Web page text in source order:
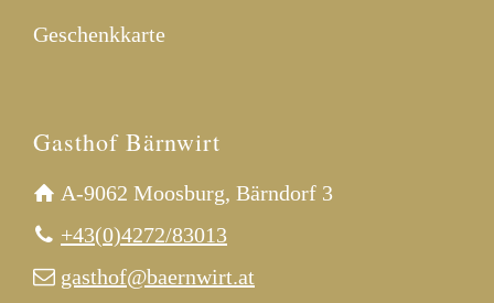
Geschenkkarte
Gasthof Bärnwirt
A-9062 Moosburg, Bärndorf 3
+43(0)4272/83013
gasthof@baernwirt.at